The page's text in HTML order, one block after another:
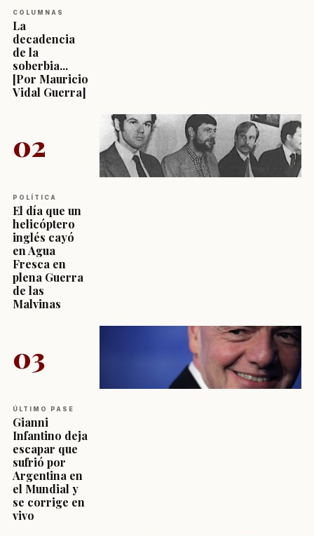
COLUMNAS
La
decadencia
de la
soberbia...
[Por Mauricio
Vidal Guerra]
02
POLÍTICA
El día que un
helicóptero
inglés cayó
en Agua
Fresca en
plena Guerra
de las
Malvinas
03
ÚLTIMO PASE
Gianni
Infantino deja
escapar que
sufrió por
Argentina en
el Mundial y
se corrige en
vivo